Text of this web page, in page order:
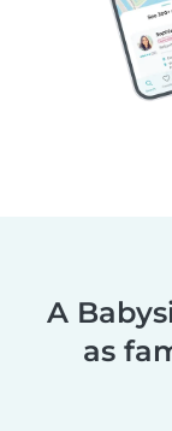
A
as